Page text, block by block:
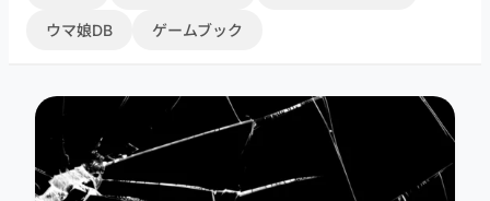
ウマ娘DB ゲームブック